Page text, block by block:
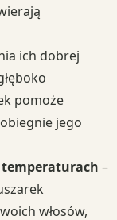
ich dobrej
pomoże
jego
–
włosów,